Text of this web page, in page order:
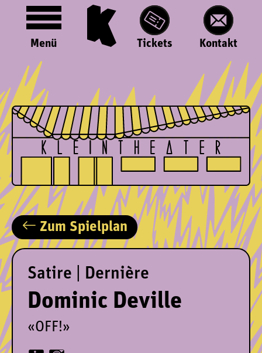
Menü Tickets Kontakt
Zum Spielplan
Satire | Dernière
Dominic Deville
«OFF!»